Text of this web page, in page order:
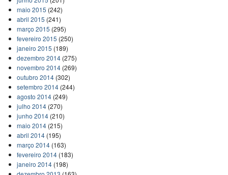
maio 2015 (242)
abril 2015 (241)
março 2015 (295)
fevereiro 2015 (250)
janeiro 2015 (189)
dezembro 2014(275)
novembro 2014(269)
outubro 2014(302)
setembro 2014(244)
agosto 2014(249)
julho 2014(270)
junho 2014(210)
maio 2014(215)
abril 2014(195)
março 2014(163)
fevereiro 2014(183)
janeiro 2014(198)